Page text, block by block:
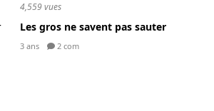
4,559 vues
Les gros ne savent pas sauter
3 ans 2 com